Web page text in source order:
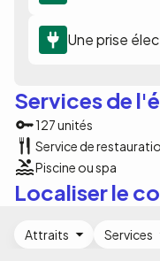
Une prise
Services de
127 unités
Service de
Piscine ou spa
Localiser le
Attraits Services